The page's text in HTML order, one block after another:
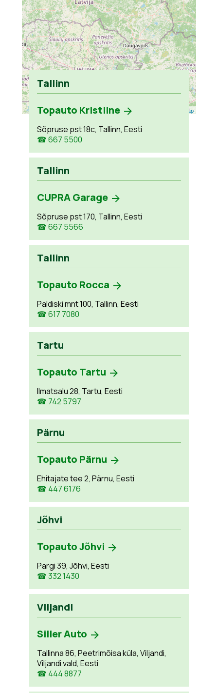
Leaflet OpenStreetMap
Tallinn
Topauto Kristiine
Sõpruse pst 18c, Tallinn, Eesti
☎ 667 5500
Tallinn
CUPRA Garage
Sõpruse pst 170, Tallinn, Eesti
☎ 667 5566
Tallinn
Topauto Rocca
Paldiski mnt 100, Tallinn, Eesti
☎ 617 7080
Tartu
Topauto Tartu
Ilmatsalu 28, Tartu, Eesti
☎ 742 5797
Pärnu
Topauto Pärnu
Ehitajate tee 2, Pärnu, Eesti
☎ 447 6176
Jõhvi
Topauto Jõhvi
Pargi 39, Jõhvi, Eesti
☎ 332 1430
Viljandi
Siller Auto
Tallinna 86, Peetrimõisa küla, Viljandi,
Viljandi vald, Eesti
☎ 444 8877